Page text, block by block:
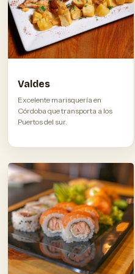
Valdes
Excelente marisquería en
Córdoba que transporta a los
Puertos del sur.